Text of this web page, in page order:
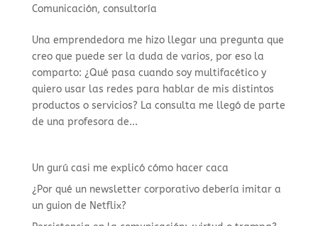
Comunicación, consultoría
Una emprendedora me hizo llegar una pregunta que
creo que puede ser la duda de varios, por eso la
comparto: ¿Qué pasa cuando soy multifacético y
quiero usar las redes para hablar de mis distintos
productos o servicios? La consulta me llegó de parte
de una profesora de...
Un gurú casi me explicó cómo hacer caca
¿Por qué un newsletter corporativo debería imitar a
un guion de Netflix?